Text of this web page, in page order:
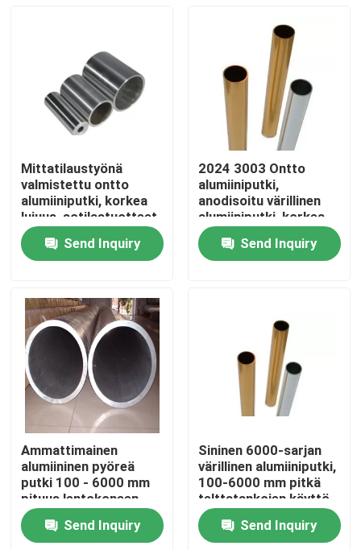
Home
Products
Videos
Mittatilaustyönä
valmistettu ontto
alumiiniputki, korkea
lujuus, sotilastuotteet
Send Inquiry
2024 3003 Ontto
alumiiniputki,
anodisoitu värillinen
alumiiniputki, korkea
puhtausaste
Send Inquiry
Ammattimainen
alumiininen pyöreä
putki 100 - 6000 mm
pituus lentokoneen
rakenne / kuorma-
auton pyöräSend Inquiry
Sininen 6000-sarjan
värillinen alumiiniputki,
100-6000 mm pitkä
telttatankojen käyttö
Send Inquiry